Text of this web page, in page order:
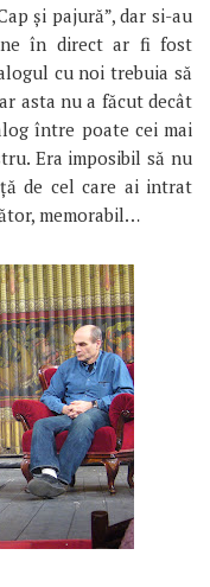
și pajură”, dar si-au
în direct ar fi fost
cu noi trebuia să
asta nu a făcut decât
între poate cei mai
Era imposibil să nu
de cel care ai intrat
memorabil…